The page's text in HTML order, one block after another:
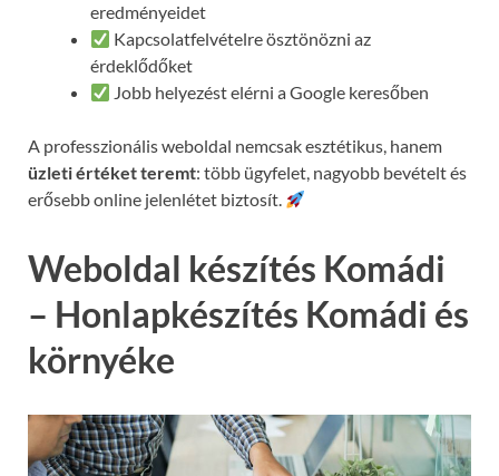
eredményeidet
Kapcsolatfelvételre ösztönözni az
érdeklődőket
Jobb helyezést elérni a Google keresőben
A professzionális weboldal nemcsak esztétikus, hanem
üzleti értéket teremt: több ügyfelet, nagyobb bevételt és
erősebb online jelenlétet biztosít.
Weboldal készítés Komádi
– Honlapkészítés Komádi és
környéke